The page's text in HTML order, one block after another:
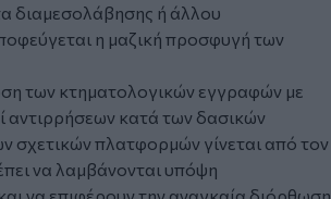
διαμεσολάβησης ή άλλου
η μαζική προσφυγή των
των κτηματολογικών εγγραφών με
αντιρρήσεων κατά των δασικών
σχετικών πλατφορμών γίνεται από τον
να λαμβάνονται υπόψη